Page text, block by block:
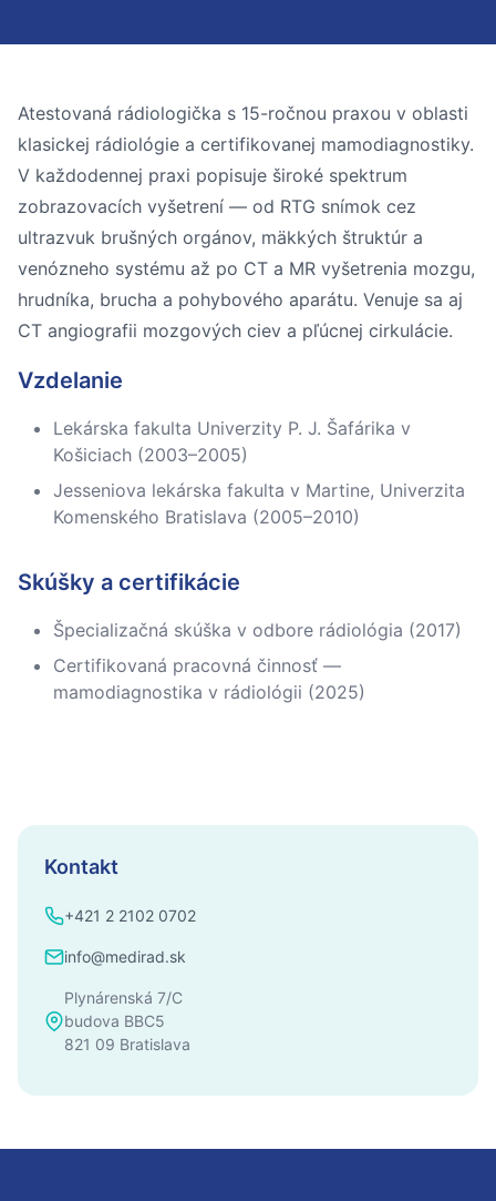
Atestovaná rádiologička s 15-ročnou praxou v oblasti
klasickej rádiológie a certifikovanej mamodiagnostiky.
V každodennej praxi popisuje široké spektrum
zobrazovacích vyšetrení — od RTG snímok cez
ultrazvuk brušných orgánov, mäkkých štruktúr a
venózneho systému až po CT a MR vyšetrenia mozgu,
hrudníka, brucha a pohybového aparátu. Venuje sa aj
CT angiografii mozgových ciev a pľúcnej cirkulácie.
Vzdelanie
Lekárska fakulta Univerzity P. J. Šafárika v
Košiciach (2003–2005)
Jesseniova lekárska fakulta v Martine, Univerzita
Komenského Bratislava (2005–2010)
Skúšky a certifikácie
Špecializačná skúška v odbore rádiológia (2017)
Certifikovaná pracovná činnosť —
mamodiagnostika v rádiológii (2025)
Kontakt
+421 2 2102 0702
info@medirad.sk
Plynárenská 7/C
budova BBC5
821 09 Bratislava